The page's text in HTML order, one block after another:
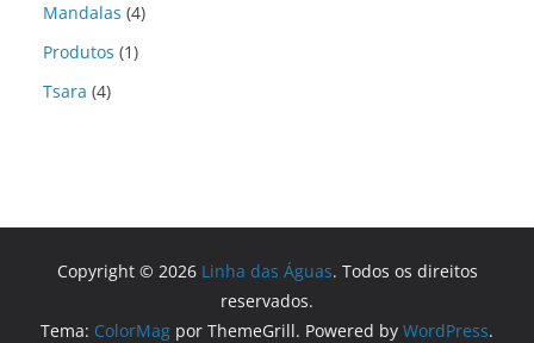
Mandalas (4)
Produtos (1)
Tsara (4)
Copyright © 2026 Linha das Águas. Todos os direitos
reservados.
Tema: ColorMag por ThemeGrill. Powered by WordPress.